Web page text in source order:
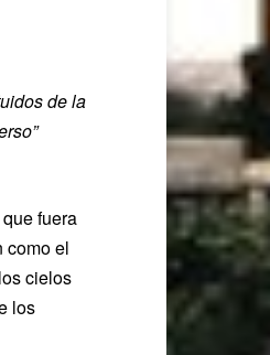
de la
fuera
como el
cielos
los